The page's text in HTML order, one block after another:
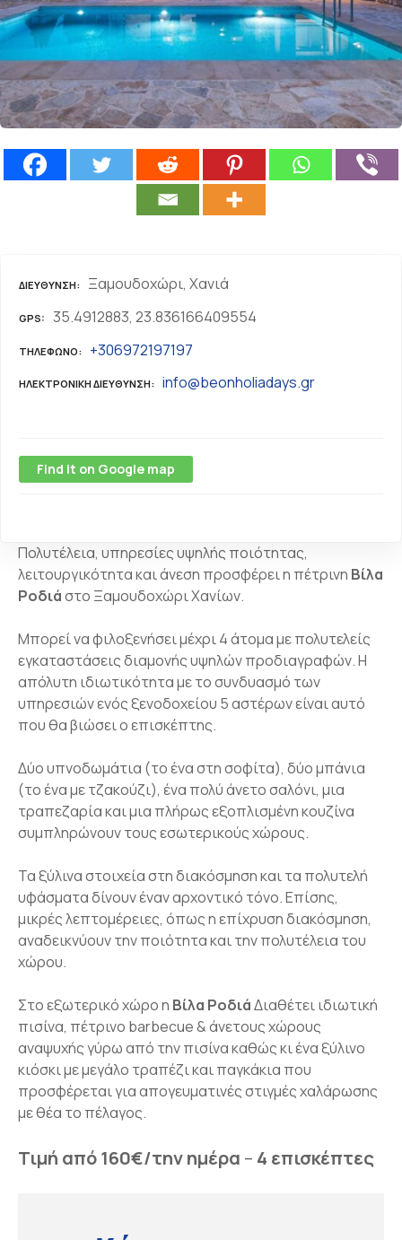
ε
ν
ο
ΔΙΕΎΘΥΝΣΗ Ξαμουδοχώρι, Χανιά
GPS 35.4912883, 23.836166409554
ΤΗΛΈΦΩΝΟ +306972197197
ΗΛΕΚΤΡΟΝΙΚΗ ΔΙΕΥΘΥΝΣΗ info@beonholiadays.gr
Find it on Google map
Πολυτέλεια, υπηρεσίες υψηλής ποιότητας,
λειτουργικότητα και άνεση προσφέρει η πέτρινη Βίλα
Ροδιάστο Ξαμουδοχώρι Χανίων.
Μπορεί να φιλοξενήσει μέχρι 4 άτομα με πολυτελείς
εγκαταστάσεις διαμονής υψηλών προδιαγραφών. Η
απόλυτη ιδιωτικότητα με το συνδυασμό των
υπηρεσιών ενός ξενοδοχείου 5 αστέρων είναι αυτό
που θα βιώσει ο επισκέπτης.
Δύο υπνοδωμάτια (το ένα στη σοφίτα), δύο μπάνια
(το ένα με τζακούζι), ένα πολύ άνετο σαλόνι, μια
τραπεζαρία και μια πλήρως εξοπλισμένη κουζίνα
συμπληρώνουν τους εσωτερικούς χώρους.
Τα ξύλινα στοιχεία στη διακόσμηση και τα πολυτελή
υφάσματα δίνουν έναν αρχοντικό τόνο. Επίσης,
μικρές λεπτομέρειες, όπως η επίχρυση διακόσμηση,
αναδεικνύουν την ποιότητα και την πολυτέλεια του
χώρου.
Στο εξωτερικό χώρο η Βίλα ΡοδιάΔιαθέτει ιδιωτική
πισίνα, πέτρινο barbecue & άνετους χώρους
αναψυχής γύρω από την πισίνα καθώς κι ένα ξύλινο
κιόσκι με μεγάλο τραπέζι και παγκάκια που
προσφέρεται για απογευματινές στιγμές χαλάρωσης
με θέα το πέλαγος.
Τιμή από 160€/την ημέρα – 4 επισκέπτες